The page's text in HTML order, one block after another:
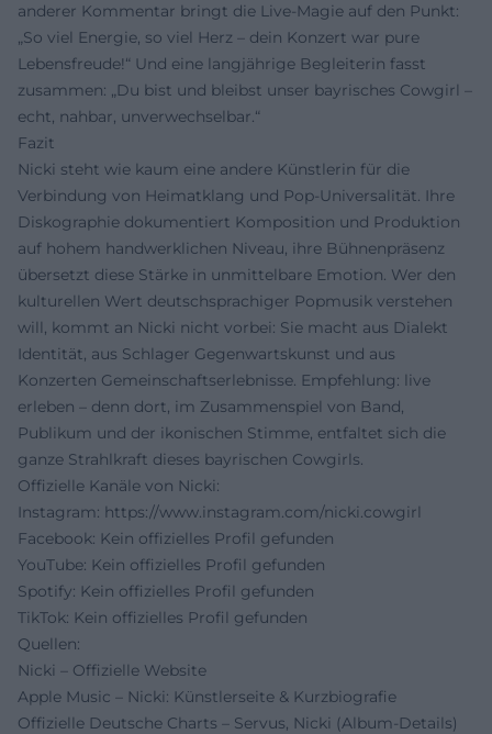
anderer Kommentar bringt die Live-Magie auf den Punkt:
„So viel Energie, so viel Herz – dein Konzert war pure
Lebensfreude!“ Und eine langjährige Begleiterin fasst
zusammen: „Du bist und bleibst unser bayrisches Cowgirl –
echt, nahbar, unverwechselbar.“
Fazit
Nicki steht wie kaum eine andere Künstlerin für die
Verbindung von Heimatklang und Pop-Universalität. Ihre
Diskographie dokumentiert Komposition und Produktion
auf hohem handwerklichen Niveau, ihre Bühnenpräsenz
übersetzt diese Stärke in unmittelbare Emotion. Wer den
kulturellen Wert deutschsprachiger Popmusik verstehen
will, kommt an Nicki nicht vorbei: Sie macht aus Dialekt
Identität, aus Schlager Gegenwartskunst und aus
Konzerten Gemeinschaftserlebnisse. Empfehlung: live
erleben – denn dort, im Zusammenspiel von Band,
Publikum und der ikonischen Stimme, entfaltet sich die
ganze Strahlkraft dieses bayrischen Cowgirls.
Offizielle Kanäle von Nicki:
Instagram: https://www.instagram.com/nicki.cowgirl
Facebook: Kein offizielles Profil gefunden
YouTube: Kein offizielles Profil gefunden
Spotify: Kein offizielles Profil gefunden
TikTok: Kein offizielles Profil gefunden
Quellen:
Nicki – Offizielle Website
Apple Music – Nicki: Künstlerseite & Kurzbiografie
Offizielle Deutsche Charts – Servus, Nicki (Album-Details)